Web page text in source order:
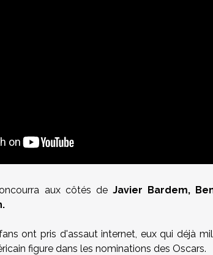
aux côtés deJavier Bardem,
ont pris d'assaut internet, eux qui déjà
figure dans les nominations des Oscars.